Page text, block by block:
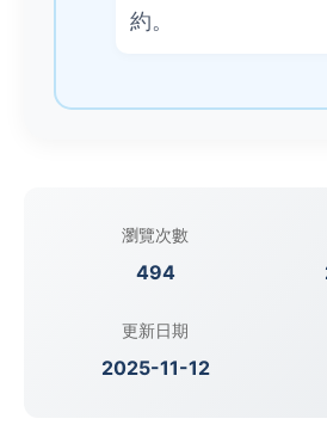
約。
瀏覽次數
494
更新日期
2025-11-12